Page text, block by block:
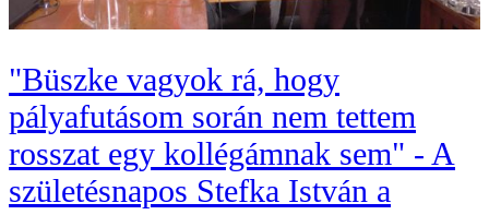
"Büszke vagyok rá, hogy
pályafutásom során nem tettem
rosszat egy kollégámnak sem" - A
születésnapos Stefka István a